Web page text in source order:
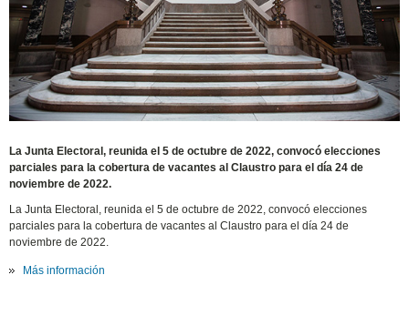
La Junta Electoral, reunida el 5 de octubre de 2022, convocó elecciones
parciales para la cobertura de vacantes al Claustro para el día 24 de
noviembre de 2022.
La Junta Electoral, reunida el 5 de octubre de 2022, convocó elecciones
parciales para la cobertura de vacantes al Claustro para el día 24 de
noviembre de 2022.
Más información